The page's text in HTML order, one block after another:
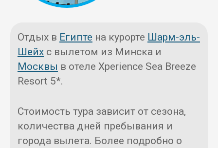
Отдых в Египте на курорте Шарм-эль-
Шейх с вылетом из Минска и
Москвы в отеле Xperience Sea Breeze
Resort 5*.
Стоимость тура зависит от сезона,
количества дней пребывания и
города вылета. Более подробно о